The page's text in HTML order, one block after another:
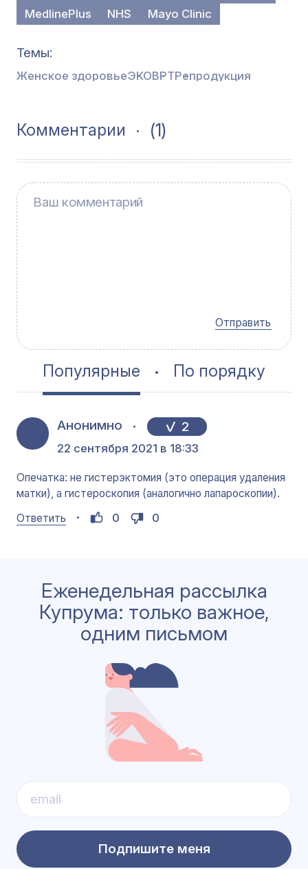
MedlinePlus
NHS Mayo Clinic
Темы
Женское здоровьеЭКОВРТРепродукция
Комментарии (1)
Отправить
Популярные По порядку
Анонимно 2
22 сентября 2021 в 18:33
Опечатка: не гистерэктомия (это операция удаления
матки), а гистероскопия (аналогично лапароскопии).
Ответить
0 0
Еженедельная рассылка
Купрума: только важное,
одним письмом
Подпишите меня